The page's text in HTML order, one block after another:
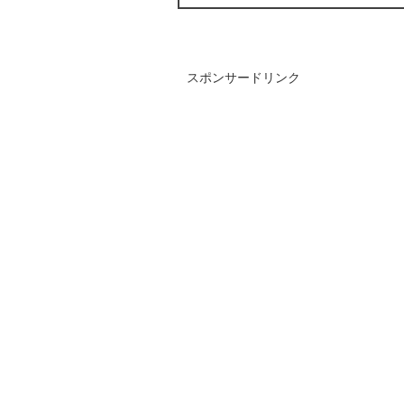
スポンサードリンク